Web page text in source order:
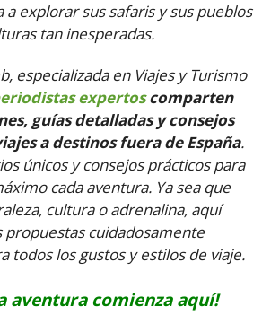
a explorar sus safaris y sus pueblos
tan inesperadas.
especializada en Viajes y Turismo
expertoscomparten
guías detalladas y consejos
a destinos fuera de España.
únicos y consejos prácticos para
cada aventura. Ya sea que
cultura o adrenalina, aquí
propuestas cuidadosamente
todos los gustos y estilos de viaje.
aventura comienza aquí!